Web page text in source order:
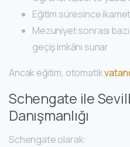
Eğitim süresince
Mezuniyet sonrası
geçiş imkânı sunar
Ancak eğitim, otomatik
Schengate ile
Danışmanlığı
Schengate olarak: